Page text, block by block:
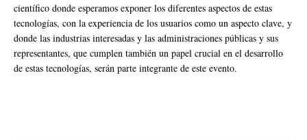
científico donde esperamos exponer los diferentes aspectos de estas
tecnologías, con la experiencia de los usuarios como un aspecto clave, y
donde las industrias interesadas y las administraciones públicas y sus
representantes, que cumplen también un papel crucial en el desarrollo
de estas tecnologías, serán parte integrante de este evento.